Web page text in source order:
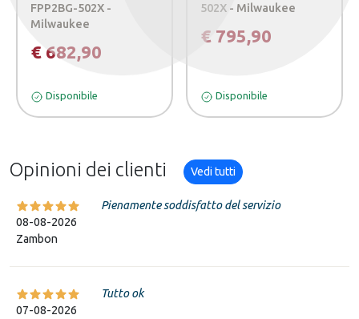
FPP2BG-502X -
Milwaukee
€ 682,90
Disponibile
502X - Milwaukee
€ 795,90
Disponibile
Opinioni dei clienti Vedi tutti
08-08-2026
Zambon
Pienamente soddisfatto del servizio
07-08-2026
Tutto ok